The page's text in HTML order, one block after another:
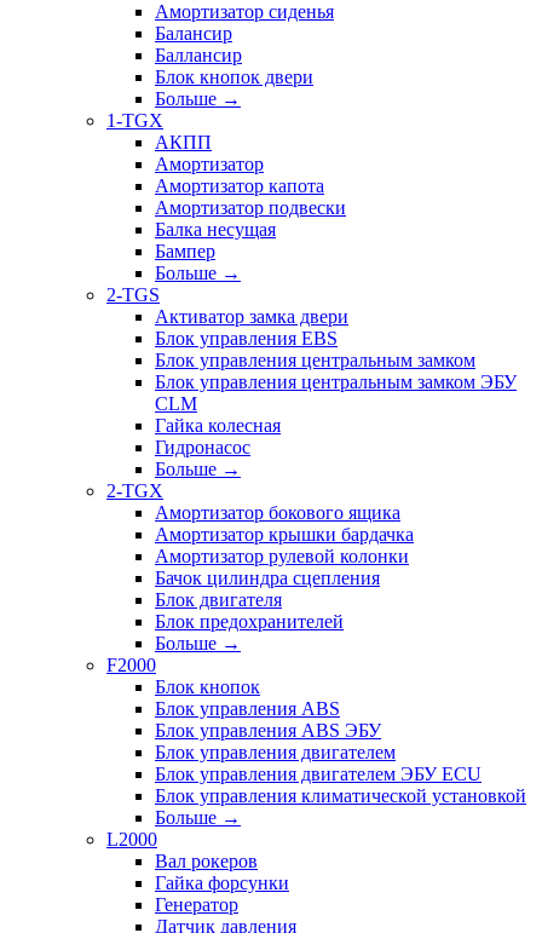
Амортизатор сиденья
Балансир
Баллансир
Блок кнопок двери
Больше →
1-TGX
АКПП
Амортизатор
Амортизатор капота
Амортизатор подвески
Балка несущая
Бампер
Больше →
2-TGS
Активатор замка двери
Блок управления EBS
Блок управления центральным замком
Блок управления центральным замком ЭБУ
CLM
Гайка колесная
Гидронасос
Больше →
2-TGX
Амортизатор бокового ящика
Амортизатор крышки бардачка
Амортизатор рулевой колонки
Бачок цилиндра сцепления
Блок двигателя
Блок предохранителей
Больше →
F2000
Блок кнопок
Блок управления ABS
Блок управления ABS ЭБУ
Блок управления двигателем
Блок управления двигателем ЭБУ ECU
Блок управления климатической установкой
Больше →
L2000
Вал рокеров
Гайка форсунки
Генератор
Датчик давления